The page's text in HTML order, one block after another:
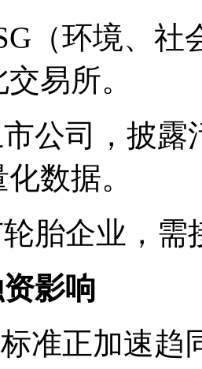
（环境、
易所。
公司，披露
数据。
胎企业，
影响
准正加速趋